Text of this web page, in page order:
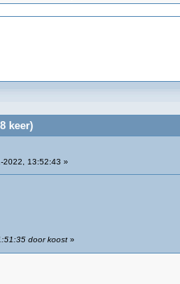
keer)
2022, 13:52:43 »
door koost »